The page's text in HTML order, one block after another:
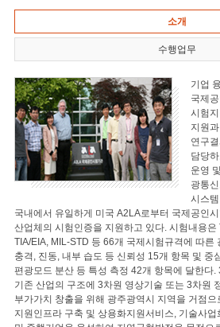
소개
수행업무
기업
국제
시험
지원
연구
담당
운영
광통
시스
국내에서 유일하게 미국 A2LA로부터 국제공인
산업체의 시험인증을 지원하고 있다. 시험내용은
TIA/EIA, MIL-STD 등 66개 국제시험규격에 따른
충격, 진동, 내부 습도 등 신뢰성 15개 항목 및 중
편광모드 분산 등 특성 측정 42개 항목에 달한다
기존 산업의 구조에 3차원 영상기술 또는 3차원
부가가치 창출을 위해 광주광역시 지역을 거점
지원인프라 구축 및 상용화지원서비스, 기술사